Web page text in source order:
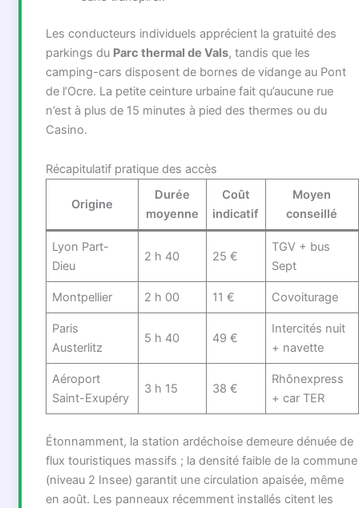
Les conducteurs individuels apprécient la gratuité des
parkings du Parc thermal de Vals, tandis que les
camping-cars disposent de bornes de vidange au Pont
de l’Ocre. La petite ceinture urbaine fait qu’aucune rue
n’est à plus de 15 minutes à pied des thermes ou du
Casino.
Récapitulatif pratique des accès
Origine
Durée
moyenne
Coût
indicatif
Moyen
conseillé
Lyon Part-
Dieu
2 h 40 25 €
TGV + bus
Sept
Montpellier 2 h 00 11 € Covoiturage
Paris
Austerlitz
5 h 40 49 €
Intercités nuit
+ navette
Aéroport
Saint-Exupéry
3 h 15 38 €
Rhônexpress
+ car TER
Étonnamment, la station ardéchoise demeure dénuée de
flux touristiques massifs ; la densité faible de la commune
(niveau 2 Insee) garantit une circulation apaisée, même
en août. Les panneaux récemment installés citent les